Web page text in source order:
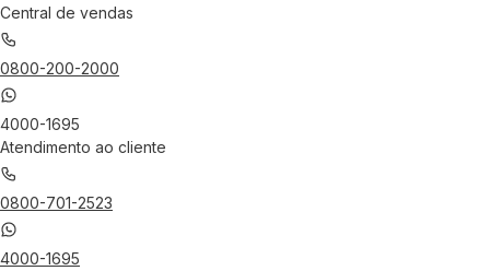
Central de vendas
0800-200-2000
4000-1695
Atendimento ao cliente
0800-701-2523
4000-1695